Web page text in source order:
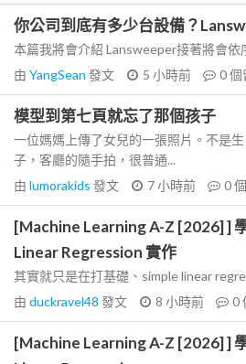
你公司到底有多少台設備？
本篇我將會介紹 Lansweeper接著將會依
由 YangSean 發文 5 小時前 0個
模型到第七頁就忘了那個孩子
一位媽媽上傳了女兒的一張照片。不是
子，客廳的隨手拍，很普通...
由 lumorakids 發文 7 小時前 0
[Machine Learning A-Z [2026] ]
Linear Regression 實作
其實就只是在打基礎、simple linear
由 duckravel48 發文 8 小時前 0
[Machine Learning A-Z [2026] ]